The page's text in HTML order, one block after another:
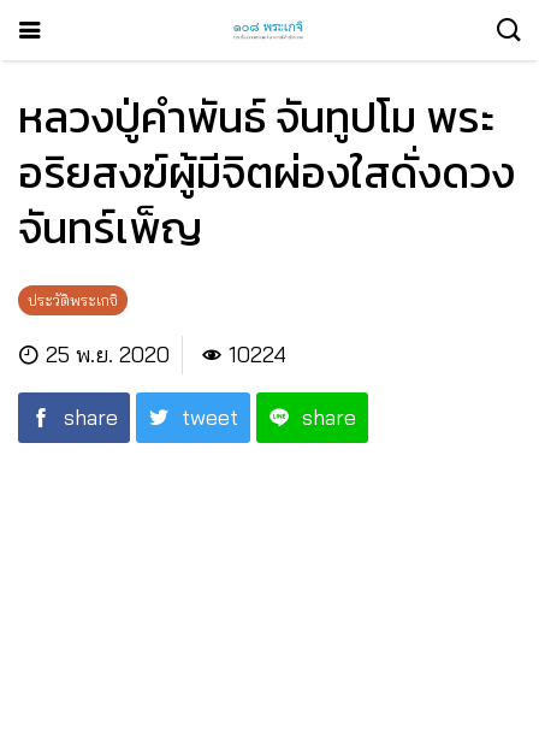
หลวงปู่คำพันธ์ จันทูปโม พระ
อริยสงฆ์ผู้มีจิตผ่องใสดั่งดวง
จันทร์เพ็ญ
ประวัติพระเกจิ
25 พ.ย. 2020 10224
share tweet share